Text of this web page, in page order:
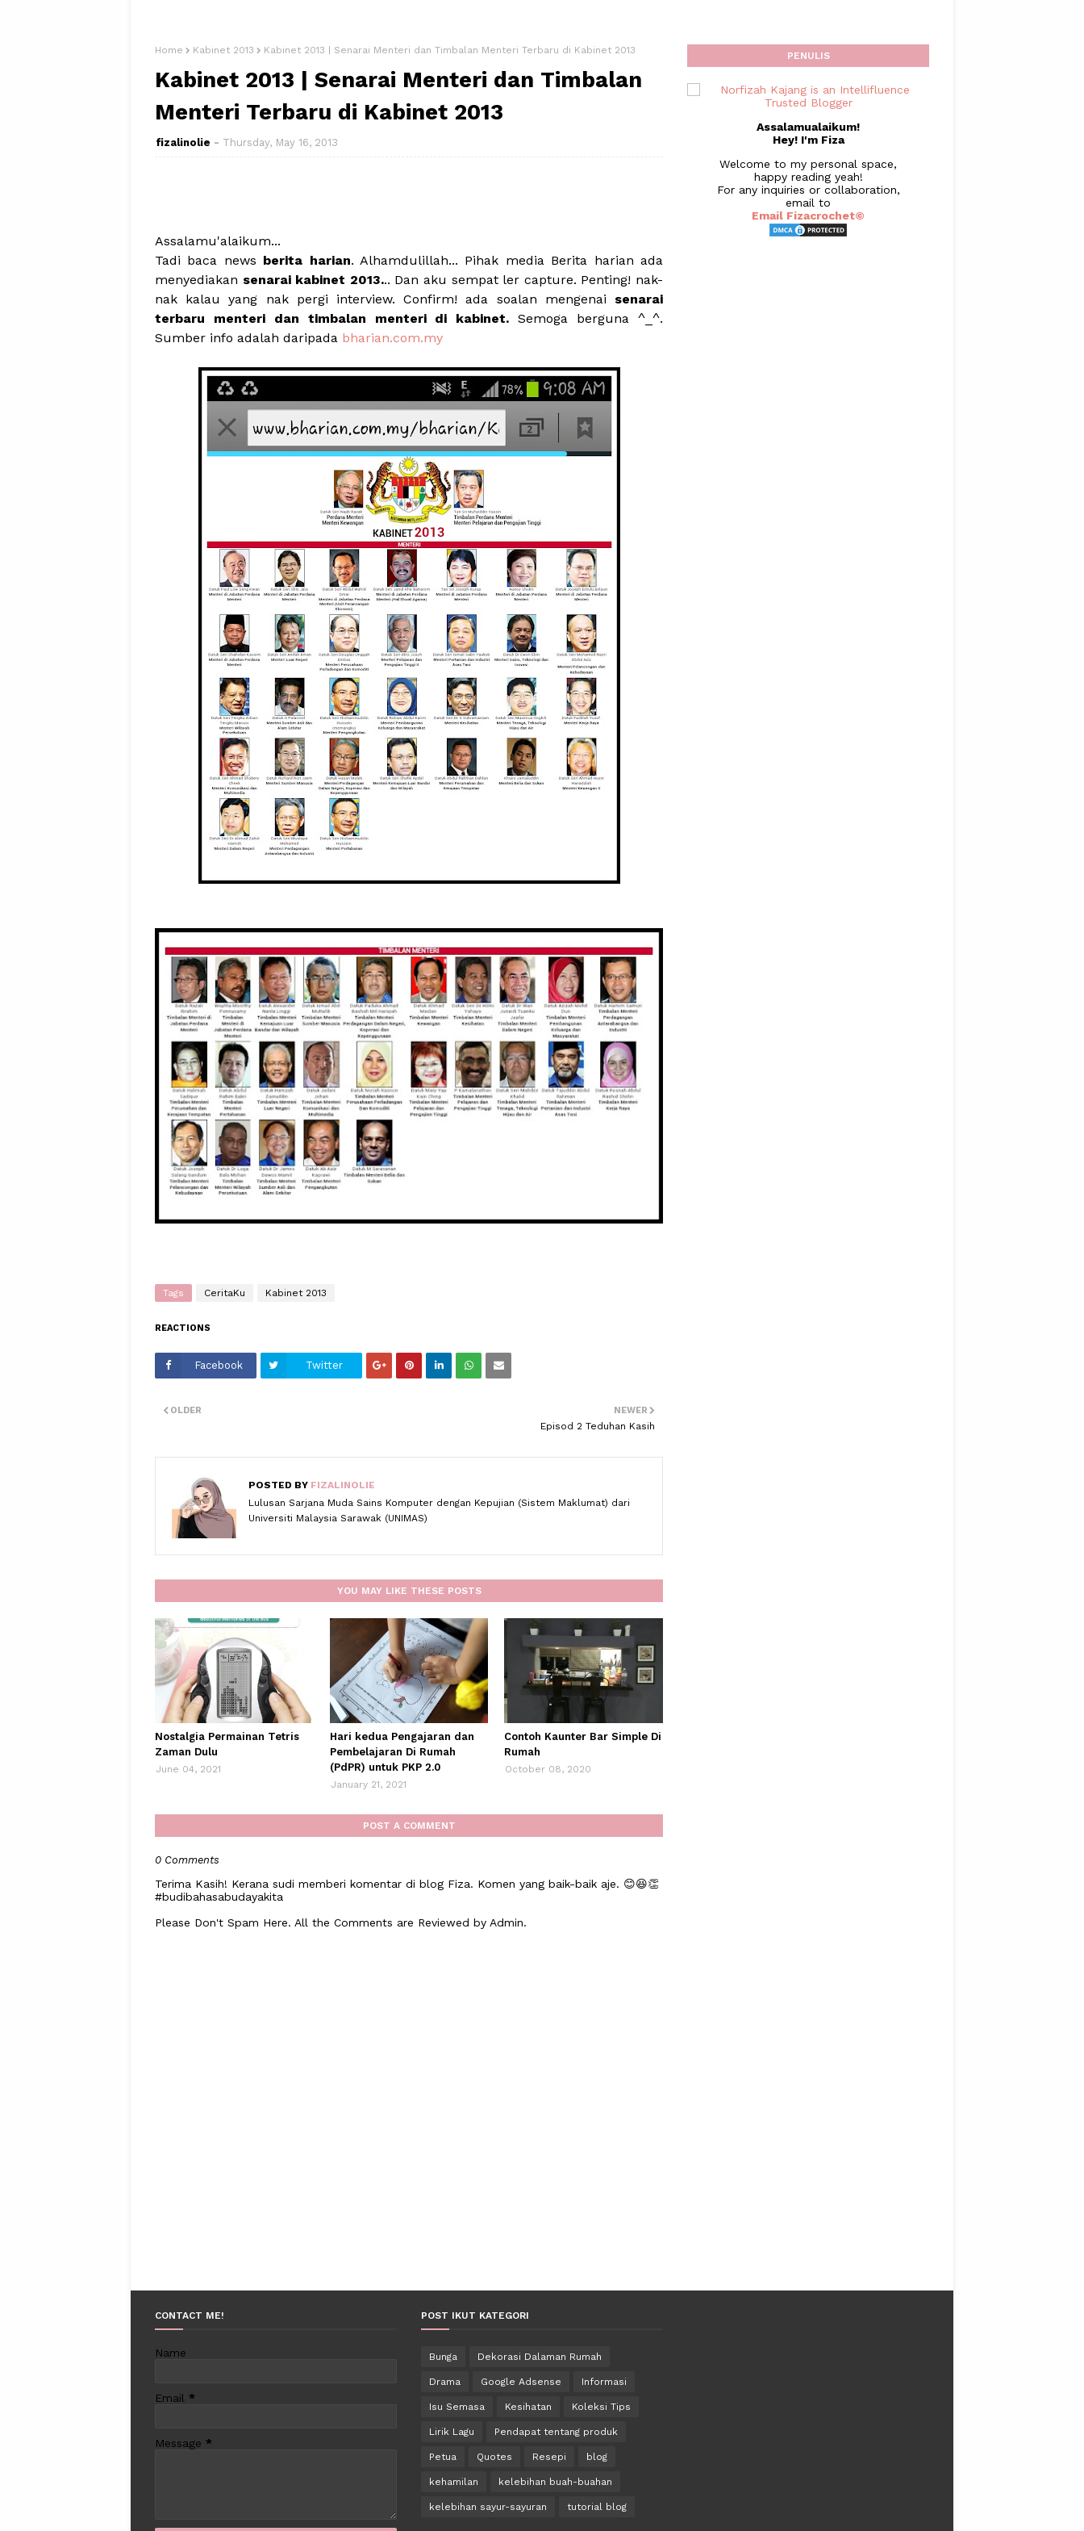
Home Kabinet 2013 Kabinet 2013 | Senarai Menteri dan Timbalan Menteri Terbaru di Kabinet 2013
Kabinet 2013 | Senarai Menteri dan Timbalan
Menteri Terbaru di Kabinet 2013
fizalinolie Thursday, May 16, 2013
Assalamu'alaikum...
Tadi baca news berita harian. Alhamdulillah... Pihak media Berita harian ada
menyediakan senarai kabinet 2013... Dan aku sempat ler capture. Penting! nak-
nak kalau yang nak pergi interview. Confirm! ada soalan mengenai senarai
terbaru menteri dan timbalan menteri di kabinet.Semoga berguna ^_^.
Sumber info adalah daripada bharian.com.my
Tags CeritaKu Kabinet 2013
REACTIONS
Facebook Twitter
NEWER
Episod 2 Teduhan Kasih
OLDER
POSTED BY FIZALINOLIE
Lulusan Sarjana Muda Sains Komputer dengan Kepujian (Sistem Maklumat) dari
Universiti Malaysia Sarawak (UNIMAS)
YOU MAY LIKE THESE POSTS
Nostalgia Permainan Tetris
Zaman Dulu
June 04, 2021
Hari kedua Pengajaran dan
Pembelajaran Di Rumah
(PdPR) untuk PKP 2.0
January 21, 2021
Contoh Kaunter Bar Simple Di
Rumah
October 08, 2020
POST A COMMENT
0 Comments
Terima Kasih! Kerana sudi memberi komentar di blog Fiza. Komen yang baik-baik aje. 😊😆👏
#budibahasabudayakita
Please Don't Spam Here. All the Comments are Reviewed by Admin.
PENULIS
Assalamualaikum!
Hey! I'm Fiza
Welcome to my personal space,
happy reading yeah!
For any inquiries or collaboration,
email to
Email Fizacrochet©
CONTACT ME!
Name
Email *
Message *
POST IKUT KATEGORI
Bunga Dekorasi Dalaman Rumah
Drama Google Adsense Informasi
Isu Semasa Kesihatan Koleksi Tips
Lirik Lagu Pendapat tentang produk
Petua Quotes Resepi blog
kehamilan kelebihan buah-buahan
kelebihan sayur-sayuran tutorial blog